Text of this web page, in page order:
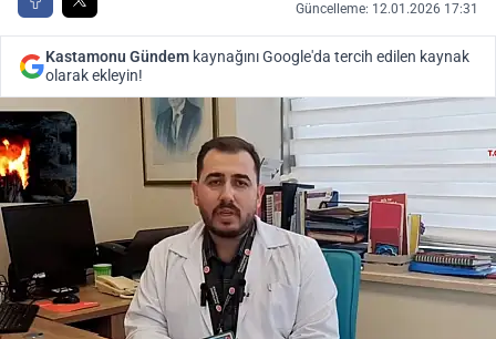
Güncelleme: 12.01.2026 17:31
Kastamonu Gündem kaynağını Google'da tercih edilen kaynak
olarak ekleyin!